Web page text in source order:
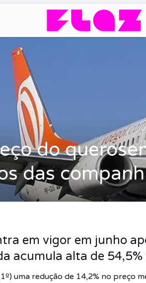
do
das
em vigor em junho
acumula alta de 54,5%
uma redução de 14,2% no preço